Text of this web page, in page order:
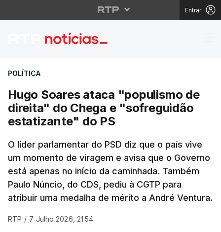
Entrar
Hugo Soares ataca
POLÍTICA
Hugo Soares ataca "populismo de
direita" do Chega e "sofreguidão
estatizante" do PS
O líder parlamentar do PSD diz que o país vive
um momento de viragem e avisa que o Governo
está apenas no início da caminhada. Também
Paulo Núncio, do CDS, pediu à CGTP para
atribuir uma medalha de mérito a André Ventura.
RTP / 7 Julho 2026, 21:54